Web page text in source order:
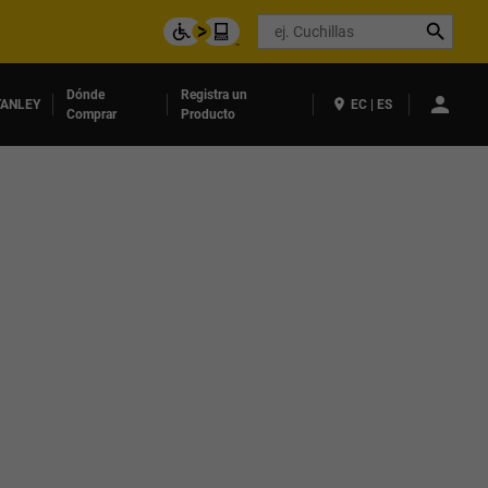
Search
Dónde
Comprar
Registra un
Producto
EC | ES